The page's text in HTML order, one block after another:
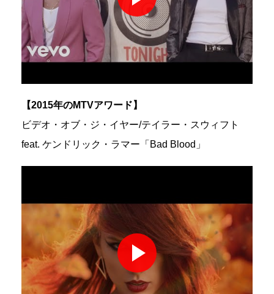
【2015年のMTVアワード】
ビデオ・オブ・ジ・イヤー/テイラー・スウィフト
feat. ケンドリック・ラマー「Bad Blood」